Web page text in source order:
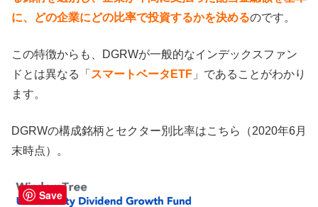
に、どの企業にどの比率で投資するかを決めるのです。
この特徴からも、DGRWが一般的なインデックスファン
ドとは異なる「 スマートベータETF 」であることがわかり
ます。
DGRWの構成銘柄とセクター別比率はこちら（2020年6月
末時点）。
Save